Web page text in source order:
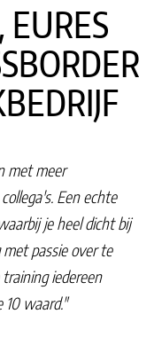
met meer
Een echte
je heel dicht bij
passie over te
iedereen
10 waard."